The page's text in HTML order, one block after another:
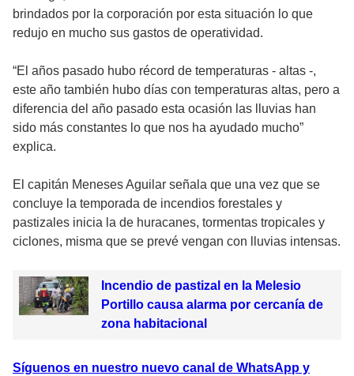
brindados por la corporación por esta situación lo que
redujo en mucho sus gastos de operatividad.
“El años pasado hubo récord de temperaturas - altas -,
este año también hubo días con temperaturas altas, pero a
diferencia del año pasado esta ocasión las lluvias han
sido más constantes lo que nos ha ayudado mucho”
explica.
El capitán Meneses Aguilar señala que una vez que se
concluye la temporada de incendios forestales y
pastizales inicia la de huracanes, tormentas tropicales y
ciclones, misma que se prevé vengan con lluvias intensas.
Incendio de pastizal en la Melesio
Portillo causa alarma por cercanía de
zona habitacional
Síguenos en nuestro nuevo canal de WhatsApp y